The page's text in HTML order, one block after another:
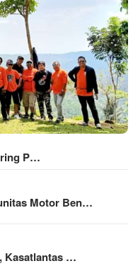
P…
Motor Ben…
Kasatlantas …